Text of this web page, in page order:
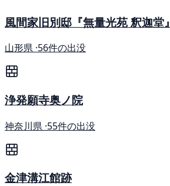
風間家旧別邸『無量光苑 釈迦堂』
山形県 ·56件の出没
浄発願寺奥ノ院
神奈川県 ·55件の出没
金津溝江館跡